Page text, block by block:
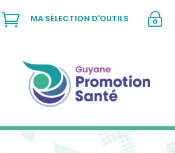
~
 MA SÉLECTION D'OUTILS